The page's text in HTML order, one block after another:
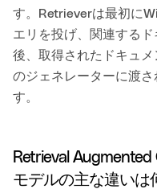
す。Retrieverは最初に
エリを投げ、関連する
後、取得されたドキュ
のジェネレーターに渡
す。
Retrieval
モデルの主な違いは